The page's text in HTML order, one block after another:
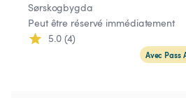
Sørskogbygda
Peut être réservé immédiatement
5.0 (4)
Avec Pass